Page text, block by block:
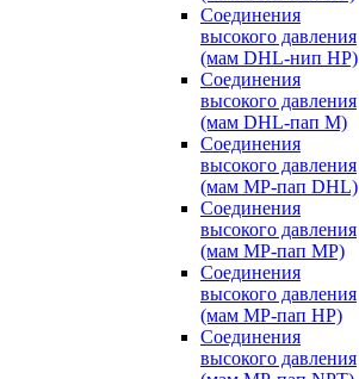
Соединения
высокого давления
(мам DHL-нип HP)
Соединения
высокого давления
(мам DHL-пап M)
Соединения
высокого давления
(мам MP-пап DHL)
Соединения
высокого давления
(мам MP-пап MP)
Соединения
высокого давления
(мам MP-пап HP)
Соединения
высокого давления